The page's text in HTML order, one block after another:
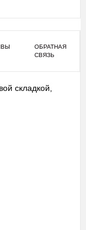
ОБРАТНАЯ
СВЯЗЬ
складкой,